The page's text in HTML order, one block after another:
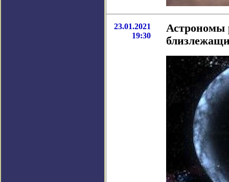
23.01.2021
19:30
Астрономы